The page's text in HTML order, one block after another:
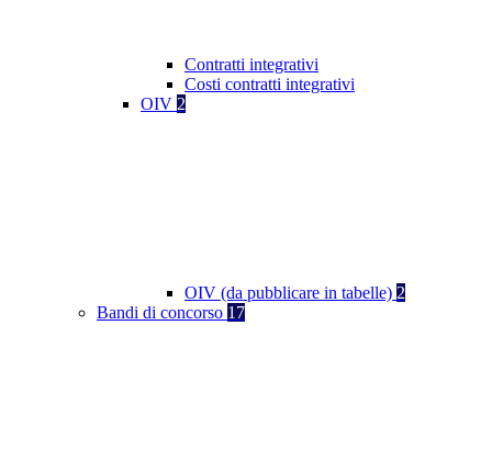
Contratti integrativi
Costi contratti integrativi
OIV 2
OIV (da pubblicare in tabelle) 2
Bandi di concorso 17